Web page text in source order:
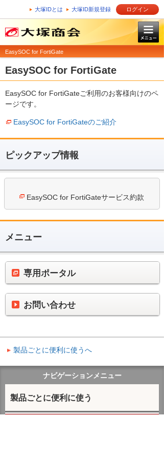
大塚IDとは 大塚ID新規登録 ログイン
EasySOC for FortiGate
EasySOC for FortiGate
EasySOC for FortiGateご利用のお客様向けのペ
ージです。
EasySOC for FortiGateのご紹介
ピックアップ情報
EasySOC for FortiGateサービス約款
メニュー
専用ポータル
お問い合わせ
製品ごとに便利に使うへ
ナビゲーションメニュー
製品ごとに便利に使う